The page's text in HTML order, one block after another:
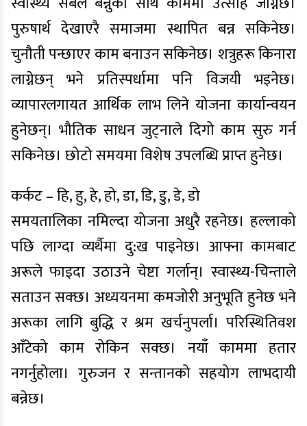
पुरुषार्थ देखाएरै समाजमा स्थापित बन्न सकिनेछ।
चुनौती पन्छाएर काम बनाउन सकिनेछ। शत्रुहरू किनारा
लाग्नेछन् भने प्रतिस्पर्धामा पनि विजयी भइनेछ।
व्यापारलगायत आर्थिक लाभ लिने योजना कार्यान्वयन
हुनेछन्। भौतिक साधन जुट्नाले दिगो काम सुरु गर्न
सकिनेछ। छोटो समयमा विशेष उपलब्धि प्राप्त हुनेछ।
कर्कट – हि, हु, हे, हो, डा, डि, डु, डे, डो
समयतालिका नमिल्दा योजना अधुरै रहनेछ। हल्लाको
पछि लाग्दा व्यर्थैमा दु:ख पाइनेछ। आफ्ना कामबाट
अरूले फाइदा उठाउने चेष्टा गर्लान्। स्वास्थ्य-चिन्ताले
सताउन सक्छ। अध्ययनमा कमजोरी अनुभूति हुनेछ भने
अरूका लागि बुद्धि र श्रम खर्चनुपर्ला। परिस्थितिवश
आँटेको काम रोकिन सक्छ। नयाँ काममा हतार
नगर्नुहोला। गुरुजन र सन्तानको सहयोग लाभदायी
बन्नेछ।